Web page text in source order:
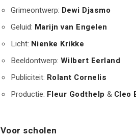
Grimeontwerp: Dewi Djasmo
Geluid: Marijn van Engelen
Licht: Nienke Krikke
Beeldontwerp: Wilbert Eerland
Publiciteit: Rolant Cornelis
Productie: Fleur Godthelp & Cleo
Voor scholen